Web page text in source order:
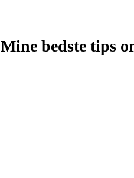
Mine bedste tips